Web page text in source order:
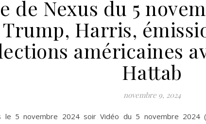
de Nexus du 5
Trump, Harris,
américaines
Hattab
novembre 9, 2024
le 5 novembre 2024 soir Vidéo du 5 novembre 2024